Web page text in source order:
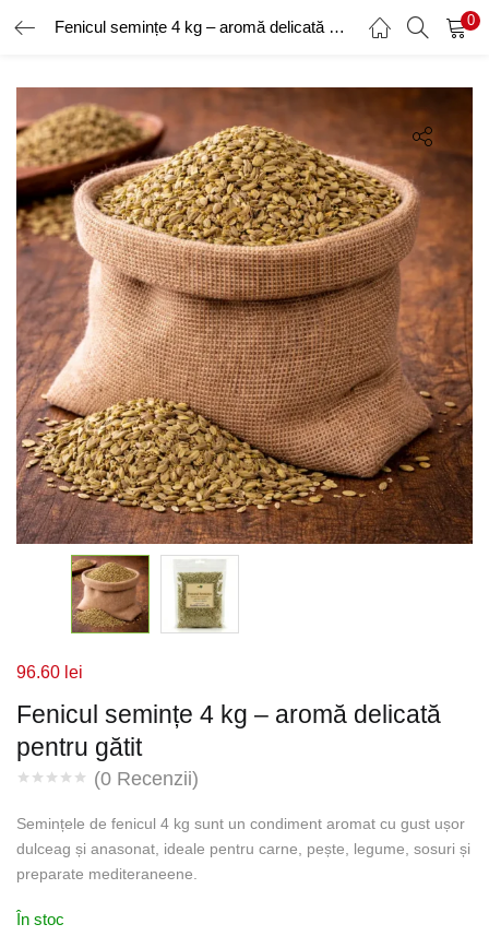
Fenicul semințe 4 kg – aromă delicată pentru gătit 0
AUTENTIFICARE ÎNREGISTRARE
Introduceți numele de utilizator și parola pentru a vă autentifica.
Amintește-ți de mine
Ai uitat parola?
Fenicul semințe 4 kg – aromă delicată
pentru gătit
(0 Recenzii)
96.60 lei
Semințele de fenicul 4 kg sunt un condiment aromat cu gust ușor
dulceag și anasonat, ideale pentru carne, pește, legume, sosuri și
preparate mediteraneene.
În stoc